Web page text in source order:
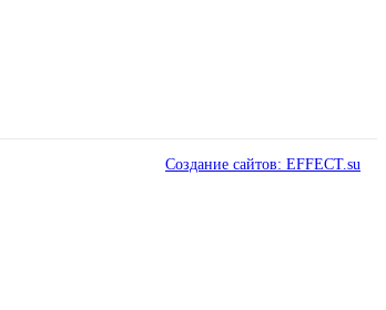
Создание сайтов: EFFECT.su